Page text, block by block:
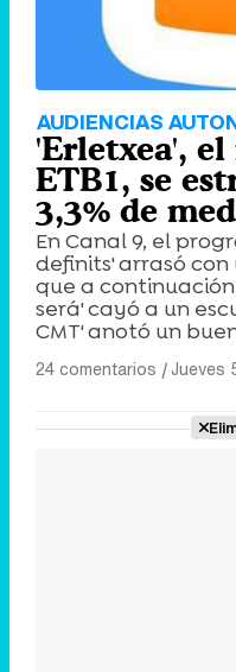
AUDIENCIAS
'Erletxea',
ETB1, se
3,3% de
En Canal 9, el
definits' arrasó con
que a
será' cayó a un
CMT' anotó un buen
24 comentarios |Jueves